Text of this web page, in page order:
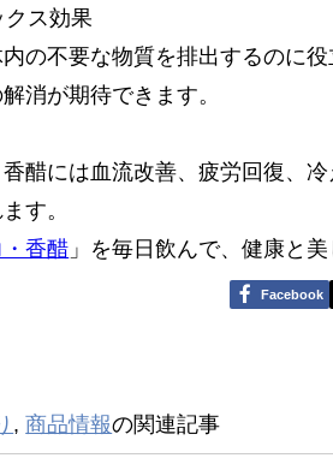
クス効果
の不要な物質を排出するのに
消が期待できます。
醋には血流改善、疲労回復、
す。
香醋 」を毎日飲んで、健康と
Facebook
,商品情報の関連記事